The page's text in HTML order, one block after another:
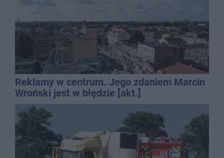
Reklamy w centrum. Jego zdaniem Marcin
Wroński jest w błędzie [akt.]